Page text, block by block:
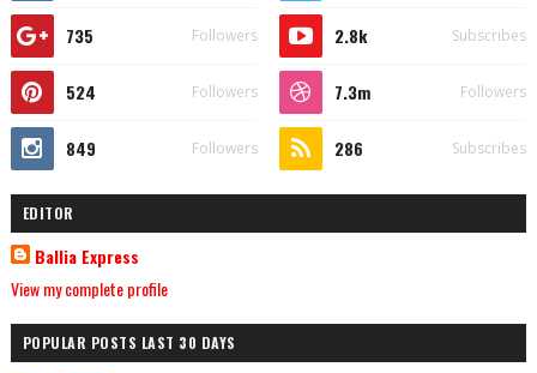
735 Followers 2.8k Subscribes
524 Followers 7.3m Followers
849 Followers 286 Subscribes
EDITOR
Ballia Express
View my complete profile
POPULAR POSTS LAST 30 DAYS